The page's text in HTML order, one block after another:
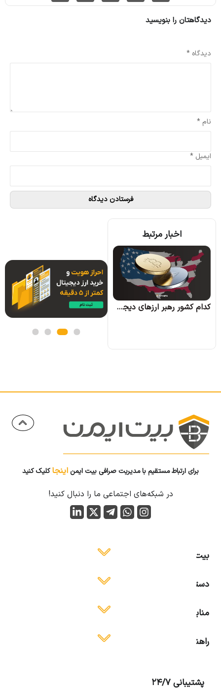
دیدگاهتان را بنویسید
دیدگاه *
نام *
ایمیل *
اخبار مرتبط
کدام کشور رهبر ارزهای دیجیتال خواهد شد؟
برای ارتباط مستقیم با مدیریت صرافی بیت ایمن اینجاکلیک کنید
در شبکه‌های اجتماعی ما را دنبال کنید!
بیت ایمن
دسترسی آسان
منابع آموزشی
راهنمای استفاده
پشتیبانی 24/7